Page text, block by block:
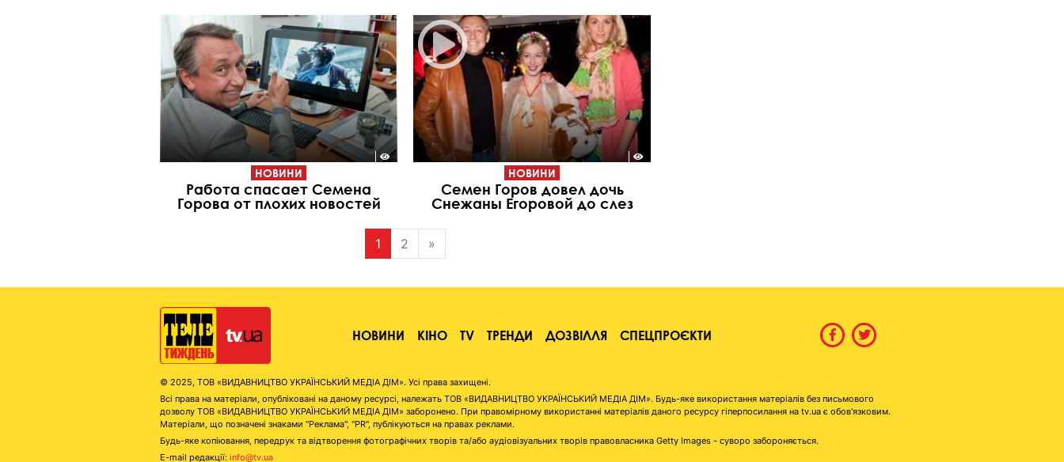
НОВИНИ
Работа спасает Семена
Горова от плохих новостей
НОВИНИ
Семен Горов довел дочь
Снежаны Егоровой до слез
1 2 »
НОВИНИ КІНО TV ТРЕНДИ ДОЗВІЛЛЯ СПЕЦПРОЄКТИ
© 2025, ТОВ «ВИДАВНИЦТВО УКРАЇНСЬКИЙ МЕДІА ДІМ». Усі права захищені.
Всі права на матеріали, опубліковані на даному ресурсі, належать ТОВ «ВИДАВНИЦТВО УКРАЇНСЬКИЙ МЕДІА ДІМ». Будь-яке використання матеріалів без письмового
дозволу ТОВ «ВИДАВНИЦТВО УКРАЇНСЬКИЙ МЕДІА ДІМ» заборонено. При правомірному використанні матеріалів даного ресурсу гіперпосилання на tv.ua є обов'язковим.
Матеріали, що позначені знаками "Реклама", "PR", публікуються на правах реклами.
Будь-яке копіювання, передрук та відтворення фотографічних творів та/або аудіовізуальних творів правовласника Getty Images - суворо забороняється.
E-mail редакції: info@tv.ua